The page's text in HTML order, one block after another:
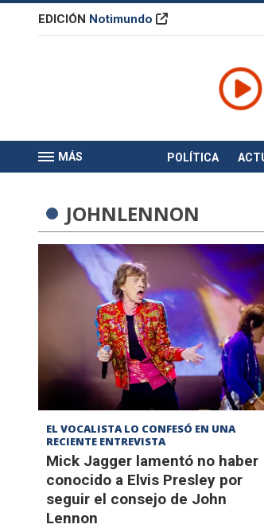
EDICIÓN Notimundo
MÁS POLÍTICA
JOHNLENNON
EL VOCALISTA LO CONFESÓ EN UNA
RECIENTE ENTREVISTA
Mick Jagger lamentó no haber
conocido a Elvis Presley por
seguir el consejo de John
Lennon